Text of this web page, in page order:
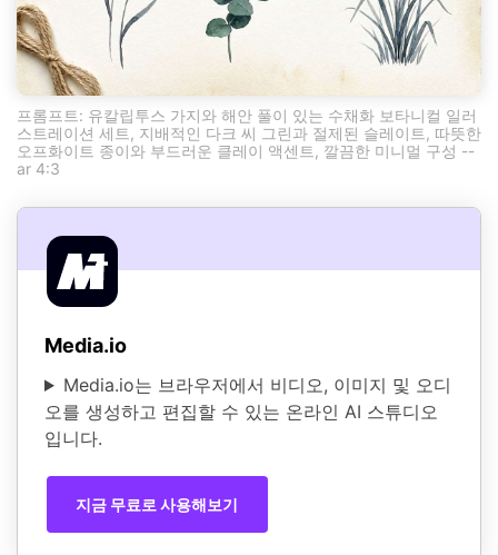
프롬프트: 유칼립투스 가지와 해안 풀이 있는 수채화 보타니컬 일러
스트레이션 세트, 지배적인 다크 씨 그린과 절제된 슬레이트, 따뜻한
오프화이트 종이와 부드러운 클레이 액센트, 깔끔한 미니멀 구성 --
ar 4:3
Media.io
Media.io는 브라우저에서 비디오, 이미지 및 오디
오를 생성하고 편집할 수 있는 온라인 AI 스튜디오
입니다.
지금 무료로 사용해보기